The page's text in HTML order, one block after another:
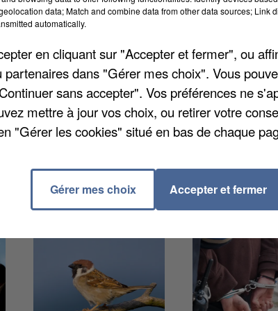
des raisons sanitaires mais les forains n'en
le lendemain, ils sont entrés sur
électriques pour faire fonctionner leurs
assurent avoir pris les précautions
de la population. A tel point que c'était
data; Match and combine data from other data sources; Link
automatically.
en cliquant sur "Accepter et fermer", ou
partenaires dans "Gérer mes choix". Vous
sans accepter". Vos préférences ne
mettre à jour vos choix, ou retirer votre
"Gérer les cookies" situé en bas de chaque
Gérer mes choix Accepter et fermer